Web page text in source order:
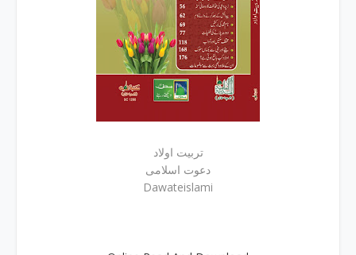
تربیت اولاد
دعوت اسلامی
Dawateislami